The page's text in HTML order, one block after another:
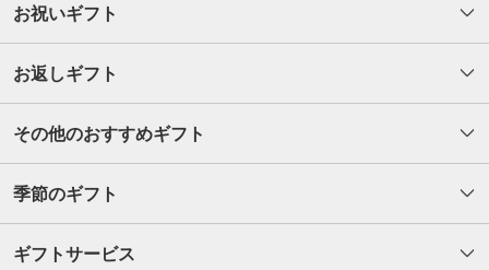
お祝いギフト
お返しギフト
その他のおすすめギフト
季節のギフト
ギフトサービス